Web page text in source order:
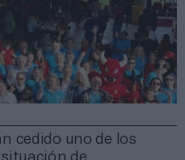
cedido uno de los